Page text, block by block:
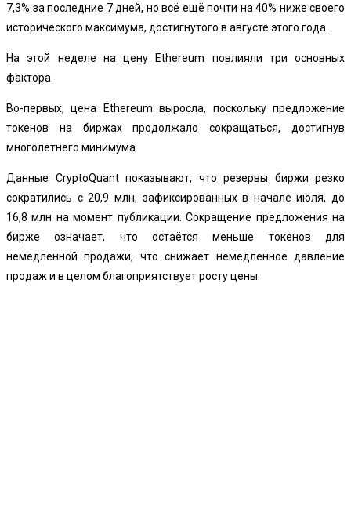
7,3% за последние 7 дней, но всё ещё почти на 40% ниже своего
исторического максимума, достигнутого в августе этого года.
На этой неделе на цену Ethereum повлияли три основных
фактора.
Во-первых, цена Ethereum выросла, поскольку предложение
токенов на биржах продолжало сокращаться, достигнув
многолетнего минимума.
Данные CryptoQuant показывают, что резервы биржи резко
сократились с 20,9 млн, зафиксированных в начале июля, до
16,8 млн на момент публикации. Сокращение предложения на
бирже означает, что остаётся меньше токенов для
немедленной продажи, что снижает немедленное давление
продаж и в целом благоприятствует росту цены.